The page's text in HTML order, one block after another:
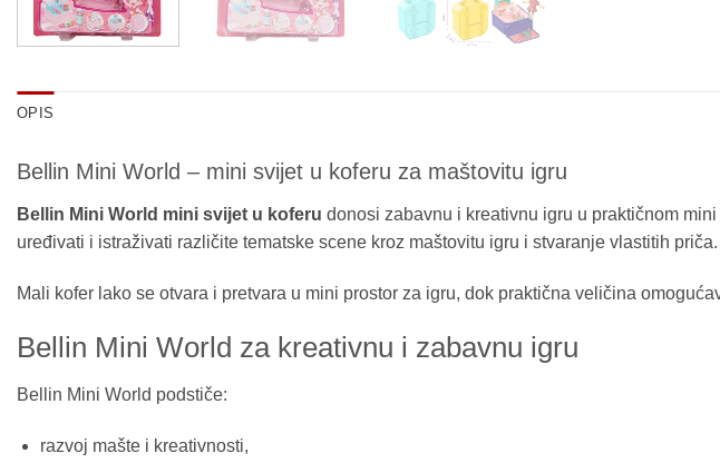
OPIS
Bellin Mini World – mini svijet u koferu za maštovitu igru
Bellin Mini World mini svijet u koferu donosi zabavnu i kreativnu igru u praktičnom
uređivati i istraživati različite tematske scene kroz maštovitu igru i stvaranje vlastitih priča.
Mali kofer lako se otvara i pretvara u mini prostor za igru, dok praktična veličina
Bellin Mini World za kreativnu i zabavnu igru
Bellin Mini World podstiče:
razvoj mašte i kreativnosti,